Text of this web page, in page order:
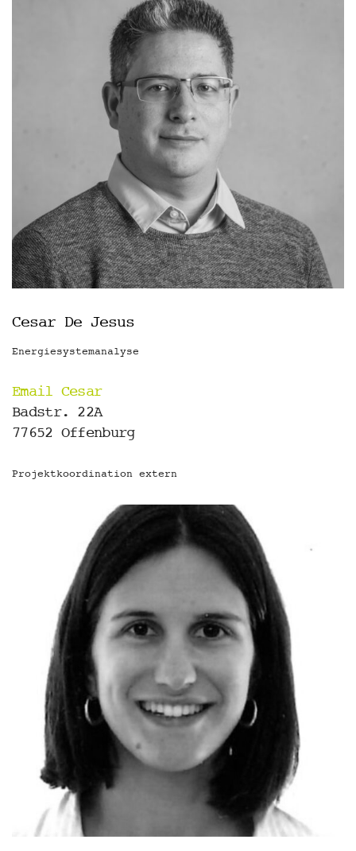
Cesar De Jesus
Energiesystemanalyse
Email Cesar
Badstr. 22A
77652 Offenburg
Projektkoordination extern